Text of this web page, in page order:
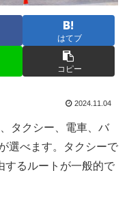
はてブ
コピー
2024.11.04
タクシー、電車、バ
選べます。タクシーで
するルートが一般的で